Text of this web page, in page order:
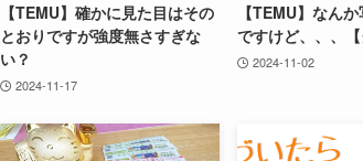
【TEMU】確かに見た目はその
とおりですが強度無さすぎな
い？
2024-11-17
【TEMU】なん
ですけど、、、【
2024-11-02